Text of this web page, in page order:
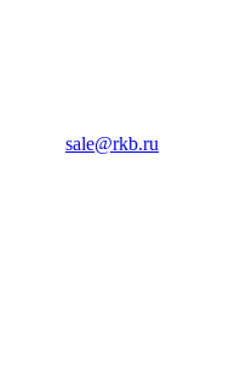
sale@rkb.ru